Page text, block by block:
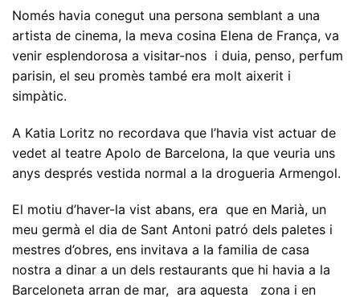
Només havia conegut una persona semblant a una
artista de cinema, la meva cosina Elena de França, va
venir esplendorosa a visitar-nos i duia, penso, perfum
parisin, el seu promès també era molt aixerit i
simpàtic.
A Katia Loritz no recordava que l’havia vist actuar de
vedet al teatre Apolo de Barcelona, la que veuria uns
anys després vestida normal a la drogueria Armengol.
El motiu d’haver-la vist abans, era que en Marià, un
meu germà el dia de Sant Antoni patró dels paletes i
mestres d’obres, ens invitava a la familia de casa
nostra a dinar a un dels restaurants que hi havia a la
Barceloneta arran de mar, ara aquesta zona i en